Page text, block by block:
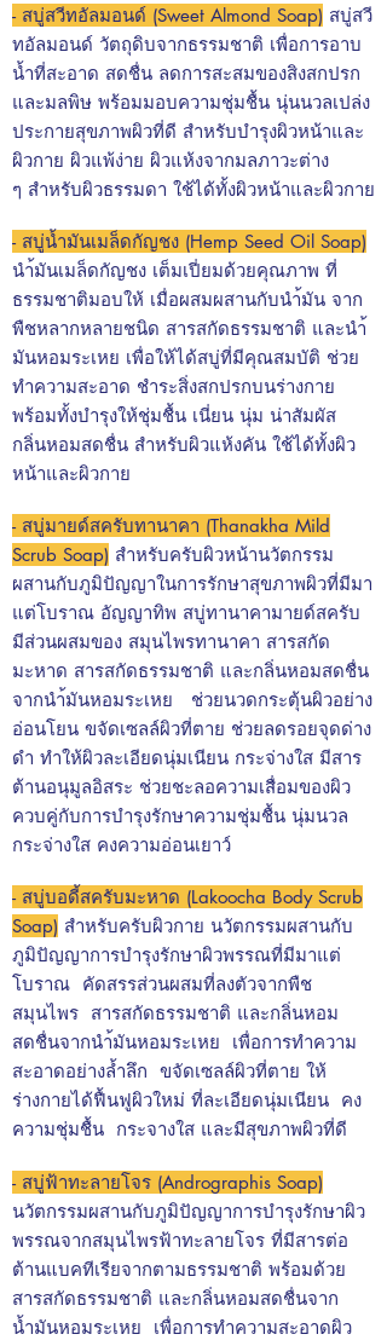
- สบู่สวีทอัลมอนด์ (Sweet Almond Soap) สบู่สวี
ทอัลมอนด์ วัตถุดิบจากธรรมชาติ เพื่อการอาบ
น้ำที่สะอาด สดชื่น ลดการสะสมของสิงสกปรก
และมลพิษ พร้อมมอบความชุ่มชื้น นุ่นนวลเปล่ง
ประกายสุขภาพผิวที่ดี สำหรับบำรุงผิวหน้าและ
ผิวกาย ผิวแพ้ง่าย ผิวแห้งจากมลภาวะต่าง
ๆ สำหรับผิวธรรมดา ใช้ได้ทั้งผิวหน้าและผิวกาย
- สบู่น้ำมันเมล็ดกัญชง (Hemp Seed Oil Soap)
นำ้มันเมล็ดกัญชง เต็มเปี่ยมด้วยคุณภาพ ที่
ธรรมชาติมอบให้ เมื่อผสมผสานกับนำ้มัน จาก
พืชหลากหลายชนิด สารสกัดธรรมชาติ และนำ้
มันหอมระเหย เพื่อให้ได้สบู่ที่มีคุณสมบัติ ช่วย
ทำความสะอาด ชำระสิ่งสกปรกบนร่างกาย
พร้อมทั้งบำรุงให้ชุ่มชื้น เนี่ยน นุ่ม น่าสัมผัส
กลิ่นหอมสดชื่น สำหรับผิวแห้งคัน ใช้ได้ทั้งผิว
หน้าและผิวกาย
- สบู่มายด์สครับทานาคา (Thanakha Mild
Scrub Soap) สำหรับครับผิวหน้านวัตกรรม
ผสานกับภูมิปัญญาในการรักษาสุขภาพผิวที่มีมา
แต่โบราณ อัญญาทิพ สบู่ทานาคามายด์สครับ
มีส่วนผสมของ สมุนไพรทานาคา สารสกัด
มะหาด สารสกัดธรรมชาติ และกลิ่นหอมสดชื่น
จากนำ้มันหอมระเหย ช่วยนวดกระตุ้นผิวอย่าง
อ่อนโยน ขจัดเซลล์ผิวที่ตาย ช่วยลดรอยจุดด่าง
ดำ ทำให้ผิวละเอียดนุ่มเนียน กระจ่างใส มีสาร
ต้านอนุมูลอิสระ ช่วยชะลอความเสื่อมของผิว
ควบคู่กับการบำรุงรักษาความชุ่มชื้น นุ่มนวล
กระจ่างใส คงความอ่อนเยาว์
- สบู่บอดี้สครับมะหาด (Lakoocha Body Scrub
Soap) สำหรับครับผิวกาย นวัตกรรมผสานกับ
ภูมิปัญญาการบำรุงรักษาผิวพรรณที่มีมาแต่
โบราณ คัดสรรส่วนผสมที่ลงตัวจากพืช
สมุนไพร สารสกัดธรรมชาติ และกลิ่นหอม
สดชื่นจากนำ้มันหอมระเหย เพื่อการทำความ
สะอาดอย่างล้ำลึก ขจัดเซลล์ผิวที่ตาย ให้
ร่างกายได้ฟื้นฟูผิวใหม่ ที่ละเอียดนุ่มเนียน คง
ความชุ่มชื้น กระจางใส และมีสุขภาพผิวที่ดี
- สบู่ฟ้าทะลายโจร (Andrographis Soap)
นวัตกรรมผสานกับภูมิปัญญาการบำรุงรักษาผิว
พรรณจากสมุนไพรฟ้าทะลายโจร ที่มีสารต่อ
ต้านแบคทีเรียจากตามธรรมชาติ พร้อมด้วย
สารสกัดธรรมชาติ และกลิ่นหอมสดชื่นจาก
น้ำมันหอมระเหย เพื่อการทำความสะอาดผิว